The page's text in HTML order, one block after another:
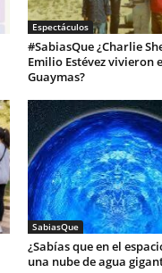
Espectáculos
#SabiasQue ¿Charlie
Emilio Estévez vivieron
Guaymas?
SabiasQue
¿Sabías que en el
una nube de agua